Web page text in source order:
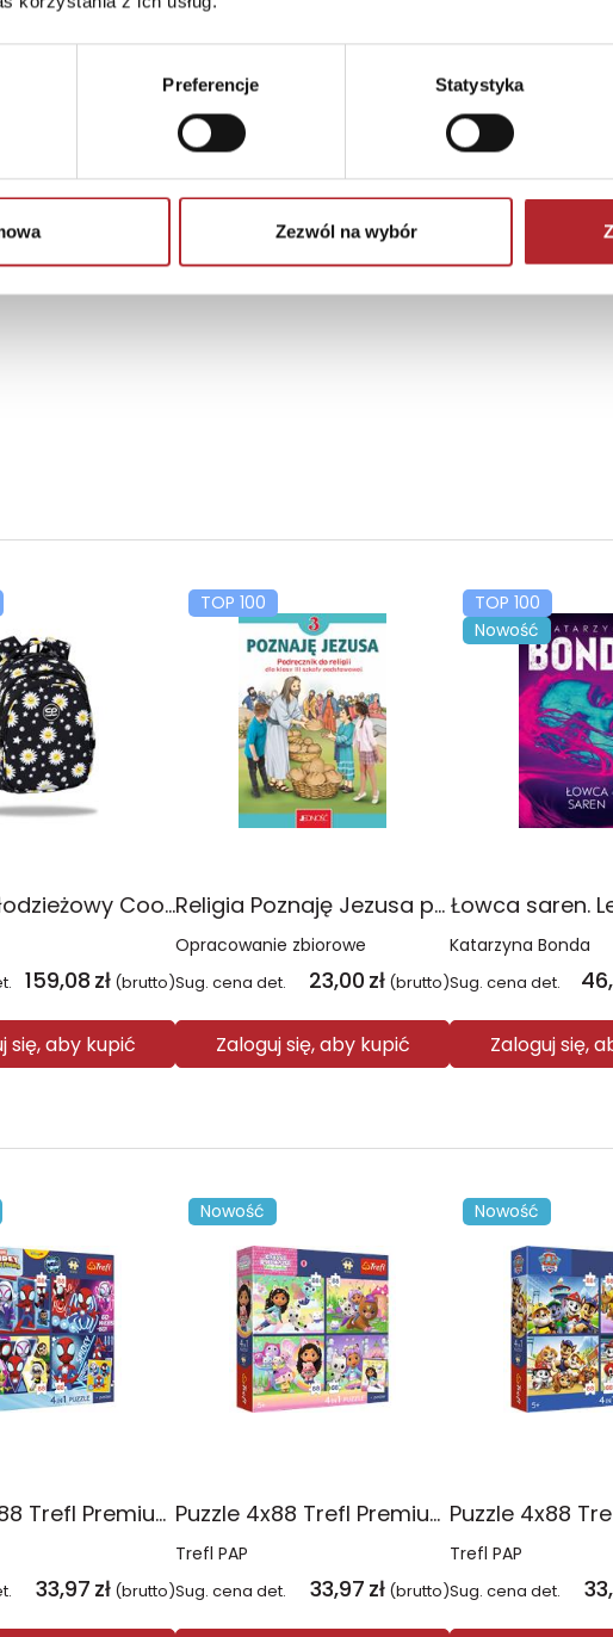
Preferencje Statystyka
Zezwól na wybór
Plecak młodzieżowy Coolpack Jerry Daisy Black
159,08 zł (brutto)
się, aby kupić
TOP 100
Religia Poznaję Jezusa podręcznik dla klasy 3 szkoły podstawowej
Opracowanie zbiorowe
Sug. cena det. 23,00 zł (brutto)
Zaloguj się, aby kupić
TOP 100
Nowość
Łowca saren.
Katarzyna Bonda
Sug. cena det.
Zaloguj się,
Puzzle 4x88 Trefl Premium Plus Kids Pajęczy dzień Spidey 34696
33,97 zł (brutto)
Nowość
Puzzle 4x88 Trefl Premium Plus Kids Kocie harce Koci Domek Gabi 34694
Trefl PAP
Sug. cena det. 33,97 zł (brutto)
Nowość
Trefl PAP
Sug. cena det.